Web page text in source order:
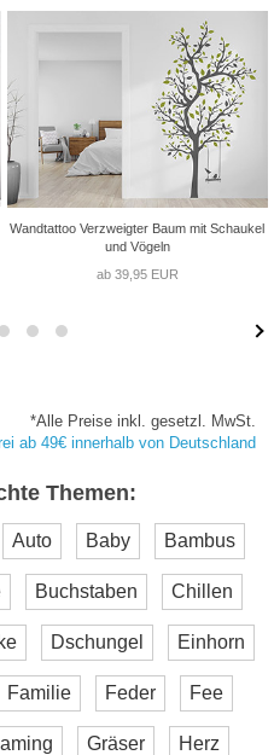
Wandtattoo Verzweigter Baum mit Schaukel
und Vögeln
ab 39,95 EUR
*Alle Preise inkl. gesetzl. MwSt.
ab 49€ innerhalb von Deutschland
Themen:
Auto Baby Bambus
Buchstaben Chillen
Dschungel Einhorn
Familie Feder Fee
Gräser Herz